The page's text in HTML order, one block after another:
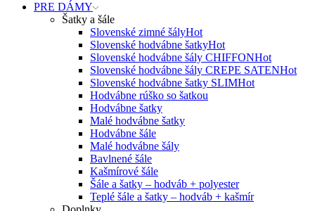
PRE DÁMY
Šatky a šále
Slovenské zimné šályHot
Slovenské hodvábne šatkyHot
Slovenské hodvábne šály CHIFFONHot
Slovenské hodvábne šály CREPE SATENHot
Slovenské hodvábne šatky SLIMHot
Hodvábne rúško so šatkou
Hodvábne šatky
Malé hodvábne šatky
Hodvábne šále
Malé hodvábne šály
Bavlnené šále
Kašmírové šále
Šále a šatky – hodváb + polyester
Teplé šále a šatky – hodváb + kašmír